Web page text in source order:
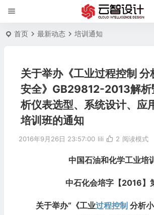
首页 最新动态 培训通知
关于举办《工业过程控制 分
安全》GB29812-2013解析
析仪表选型、系统设计、应
培训班的通知
2016年9月26日 23:57:00 lili 2 阅读模式
中国石油和化学工业培
中石化会培字【2016】
关于举办“《工业过程控制 分析